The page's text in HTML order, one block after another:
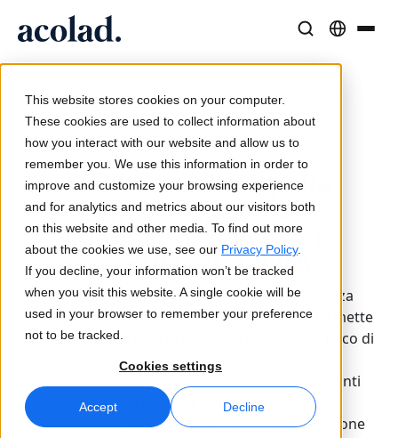
This website stores cookies on your computer.
These cookies are used to collect information about
how you interact with our website and allow us to
remember you. We use this information in order to
improve and customize your browsing experience
and for analytics and metrics about our visitors both
on this website and other media. To find out more
about the cookies we use, see our Privacy Policy.
If you decline, your information won’t be tracked
when you visit this website. A single cookie will be
used in your browser to remember your preference
not to be tracked.
Cookies settings
Accept Decline
Traduzione
Velocità dell’IA, precisione umana
Interpretariato
Comunicazione fluida ovunque
Media e Intrattenimento
Porta le storie su ogni schermo
Consulenza e Outsourcing
Lia Translate
Traduzioni istantanee coerenti con il brand
Connettività
Integrazione dei workflow semplificata
Interpretariato AI
Traduzione vocale in tempo reale
Controllo qualità
Case di successo
Risultati concreti dai nostri clienti
Articoli
Opinioni di esperti sui contenuti globali
Ebook
Guide e strategie approfondite
Webinar on-demand
Informazioni su Acolad
Sostenibilità
Partner
Notizie
Approfondimenti del sondaggio sui traduttori AI
20 maggio 2025
Dal Post-Editing alla
competenza: Cosa
pensano davvero i
traduttori dell'IA
Una recente indagine sull'uso dell'intelligenza
artificiale nei servizi di traduzione e linguistici mette
in luce un panorama in continua evoluzione, ricco di
opportunità e sfide. Il rapporto evidenzia
esperienze e atteggiamenti diversi nei confronti
dell'integrazione dell'IA nei flussi di lavoro
professionali, indicando un'era di trasformazione